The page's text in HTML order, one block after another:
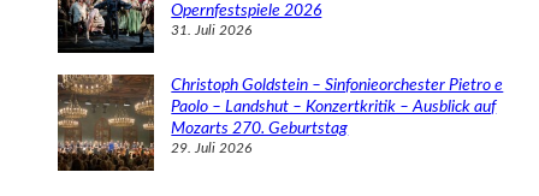
Opernfestspiele 2026
31. Juli 2026
Christoph Goldstein – Sinfonieorchester Pietro e
Paolo – Landshut – Konzertkritik – Ausblick auf
Mozarts 270. Geburtstag
29. Juli 2026